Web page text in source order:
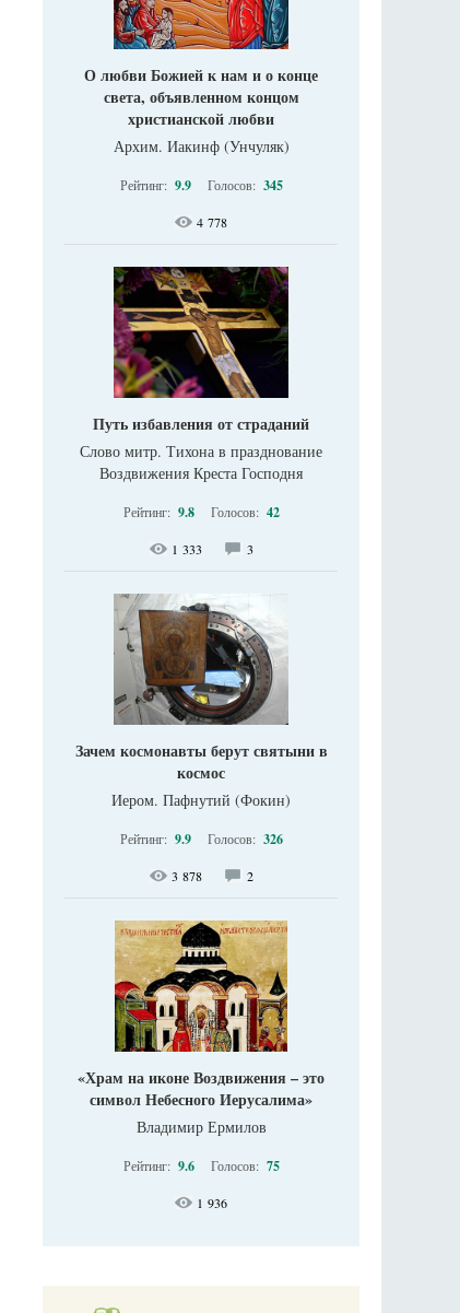
О любви Божией к нам и о конце
света, объявленном концом
христианской любви
Архим. Иакинф (Унчуляк)
Рейтинг: 9.9 Голосов: 345
4 778
Путь избавления от страданий
Слово митр. Тихона в празднование
Воздвижения Креста Господня
Рейтинг: 9.8 Голосов: 42
1 333 3
Зачем космонавты берут святыни в
космос
Иером. Пафнутий (Фокин)
Рейтинг: 9.9 Голосов: 326
3 878 2
«Храм на иконе Воздвижения – это
символ Небесного Иерусалима»
Владимир Ермилов
Рейтинг: 9.6 Голосов: 75
1 936